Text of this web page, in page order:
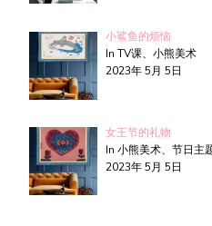
小鲨鱼的烦恼
In TV课、小熊美术
2023年 5月 5日
女王节的礼物
In 小熊美术、节日主
2023年 5月 5日